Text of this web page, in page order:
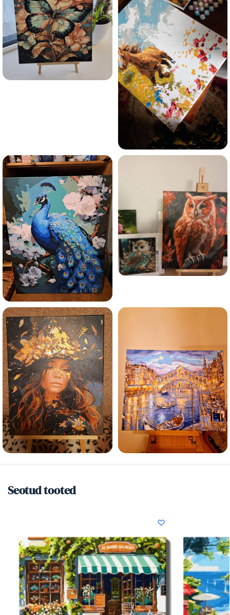
Seotud tooted
Olen tutvunud Maalihobi.ee privaatsuspoliitikaga ja
nõustun sellega
Maalihobi.eePrivaatsuspoliitika
TELLI